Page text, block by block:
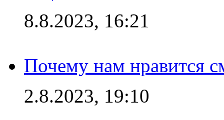
8.8.2023, 16:21
Почему нам нравится
2.8.2023, 19:10